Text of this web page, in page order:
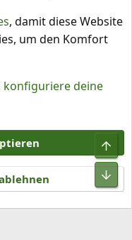
2026 XenForo Ltd.
, damit diese Website
um den Komfort
deine